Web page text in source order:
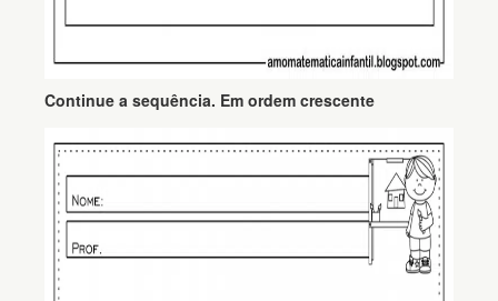
Continue a sequência. Em ordem crescente